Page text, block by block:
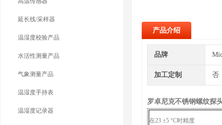
延长线/采样器
温湿度校验产品
水活性测量产品
气象测量产品
温湿度手持表
温湿度记录器
产品介绍
品牌
加工定制 否
罗卓尼克不锈钢螺纹探
在23 ±5 °C时精度